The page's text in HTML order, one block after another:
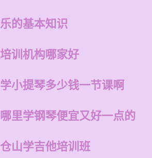
的基本知识
训机构哪家好
小提琴多少钱一节课啊
里学钢琴便宜又好一点的
山学吉他培训班